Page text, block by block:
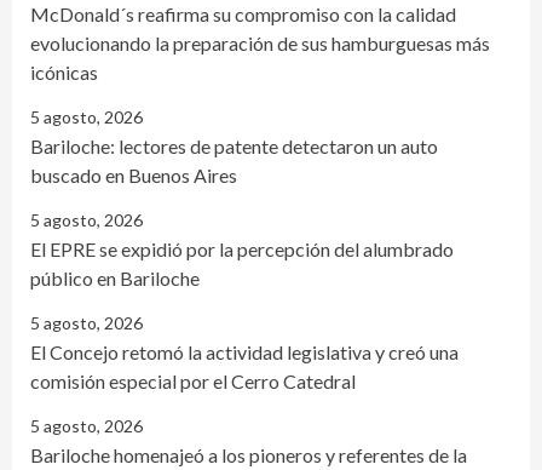
McDonald´s reafirma su compromiso con la calidad
evolucionando la preparación de sus hamburguesas más
icónicas
5 agosto, 2026
Bariloche: lectores de patente detectaron un auto
buscado en Buenos Aires
5 agosto, 2026
El EPRE se expidió por la percepción del alumbrado
público en Bariloche
5 agosto, 2026
El Concejo retomó la actividad legislativa y creó una
comisión especial por el Cerro Catedral
5 agosto, 2026
Bariloche homenajeó a los pioneros y referentes de la